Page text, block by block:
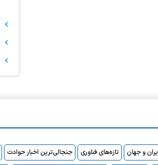
و جهان تازه‌های فناوری جنجالی‌ترین اخبار حوادث